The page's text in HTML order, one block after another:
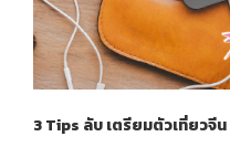
3 Tips ลับเตรียมตัวเที่ยวจีน